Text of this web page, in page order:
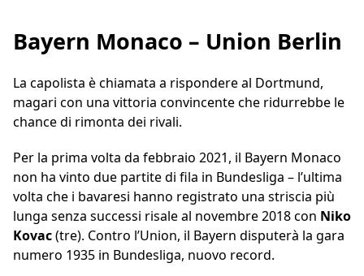
Bayern Monaco – Union Berlin
La capolista è chiamata a rispondere al Dortmund,
magari con una vittoria convincente che ridurrebbe le
chance di rimonta dei rivali.
Per la prima volta da febbraio 2021, il Bayern Monaco
non ha vinto due partite di fila in Bundesliga – l’ultima
volta che i bavaresi hanno registrato una striscia più
lunga senza successi risale al novembre 2018 con Niko
Kovac(tre). Contro l’Union, il Bayern disputerà la gara
numero 1935 in Bundesliga, nuovo record.